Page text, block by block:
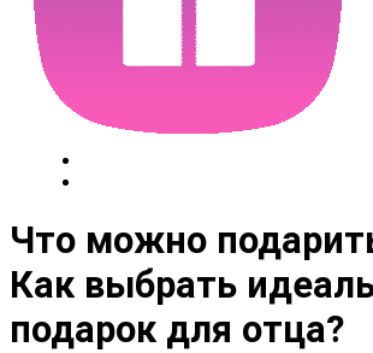
Что можно
Как выбрать
подарок для отца?